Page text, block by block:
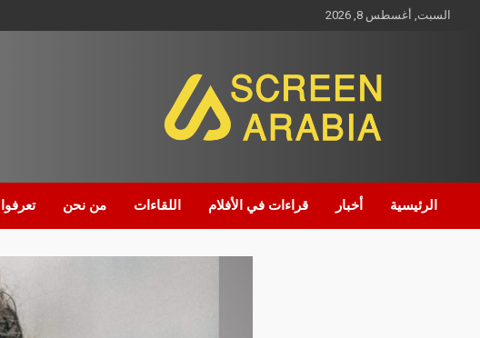
السبت, أغسطس 8, 2026
Screen Arabia
الرئيسية أخبار قراءات في الأفلام اللقاءات من نحن